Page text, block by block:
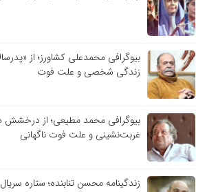
بیوگرافی محمدعلی کشاورز؛ از
زندگی شخصی و علت فوت
بیوگرافی محمد مطیعی؛ از درخشش
غربت‌نشینی و علت فوت ناگهانی
زندگینامه محسن تنابنده؛ ستاره